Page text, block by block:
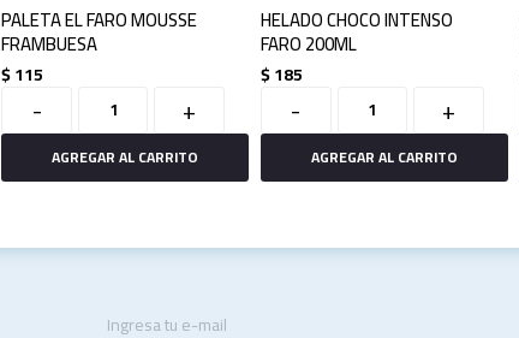
PALETA EL FARO MOUSSE
FRAMBUESA
$115
- +
HELADO CHOCO INTENSO
FARO 200ML
$185
- +